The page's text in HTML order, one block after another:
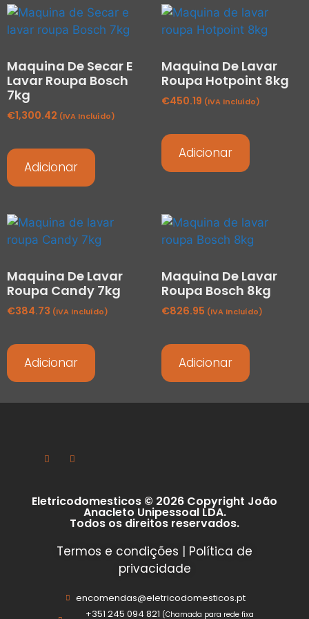
Maquina De Secar E
Lavar Roupa Bosch
7kg
€1,300.42 (IVA Incluído)
Adicionar
Maquina De Lavar
Roupa Hotpoint 8kg
€450.19 (IVA Incluído)
Adicionar
Maquina De Lavar
Roupa Candy 7kg
€384.73 (IVA Incluído)
Adicionar
Maquina De Lavar
Roupa Bosch 8kg
€826.95 (IVA Incluído)
Adicionar
Eletricodomesticos © 2026 Copyright João
Anacleto Unipessoal LDA.
Todos os direitos reservados.
Termos e condições | Política de
privacidade
encomendas@eletricodomesticos.pt
+351 245 094 821 (Chamada para rede fixa